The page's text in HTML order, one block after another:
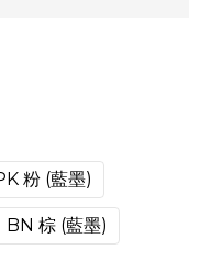
粉 (藍墨)
BN 棕 (藍墨)